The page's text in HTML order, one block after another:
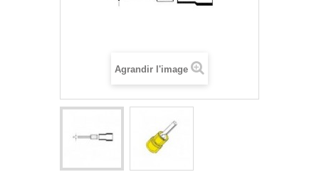
Agrandir l'image